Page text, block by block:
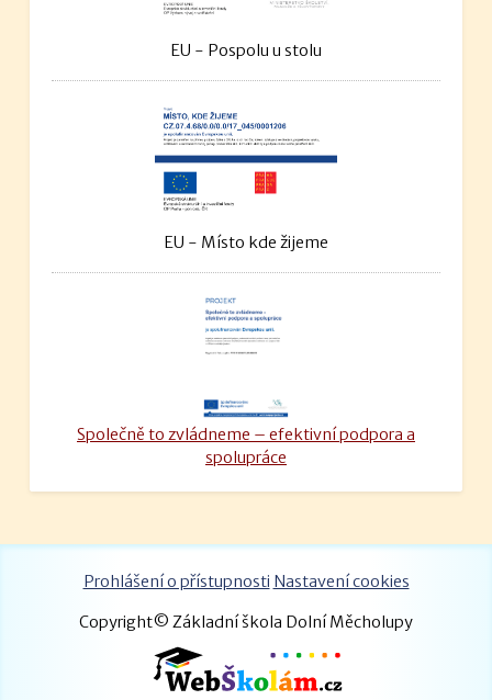
EU - Pospolu u stolu
EU - Místo kde žijeme
Společně to zvládneme – efektivní podpora a
spolupráce
Prohlášení o přístupnosti Nastavení cookies
Copyright© Základní škola Dolní Měcholupy